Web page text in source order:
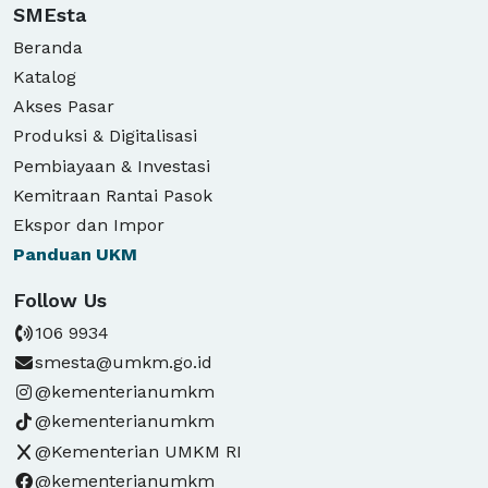
SMEsta
Beranda
Katalog
Akses Pasar
Produksi & Digitalisasi
Pembiayaan & Investasi
Kemitraan Rantai Pasok
Ekspor dan Impor
Panduan UKM
Follow Us
106 9934
smesta@umkm.go.id
@kementerianumkm
@kementerianumkm
@Kementerian UMKM RI
@kementerianumkm